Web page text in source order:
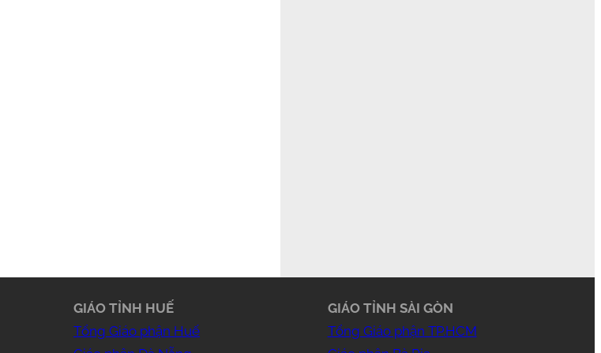
GIÁO TỈNH HUẾ
Tổng Giáo phận Huế
GIÁO TỈNH SÀI GÒN
Tổng Giáo phận TP.HCM